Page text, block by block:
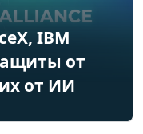
IBM
от
от ИИ